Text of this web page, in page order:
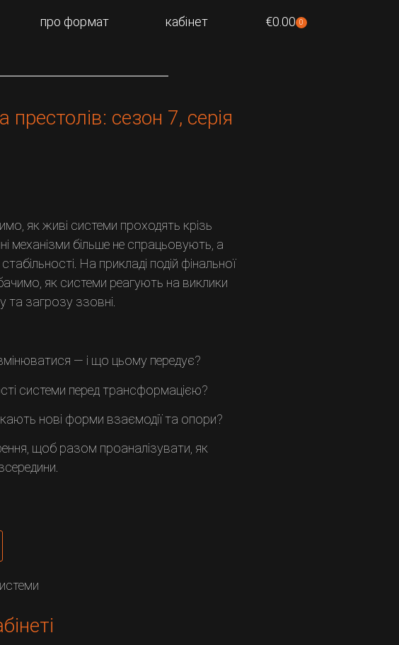
про формат кабінет €0.00 0
престолів: сезон 7, серія
як живі системи проходять крізь
механізми більше не спрацьовують, а
На прикладі подій фінальної
як системи реагують на виклики
та загрозу ззовні.
— і що цьому передує?
системи перед трансформацією?
нові форми взаємодії та опори?
щоб разом проаналізувати, як